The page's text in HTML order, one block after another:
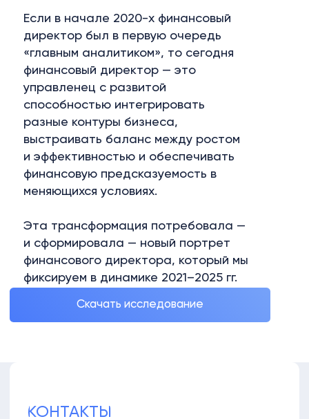
Эта трансформация потребовала —
финансового директора, который мы
фиксируем в динамике 2021–2025 гг.
Скачать исследование
Москва, ул. Летниковская, 2с1, к.D
info@s-q-n.ru
©2022-2026 S-Q-N.RU
ПОЛИТИКА ОБРАБОТКИ
СОГЛАСИЕ НА ОБРАБОТКУ
КОНТАКТЫ